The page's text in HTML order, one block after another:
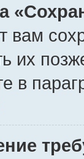
вам
их
в